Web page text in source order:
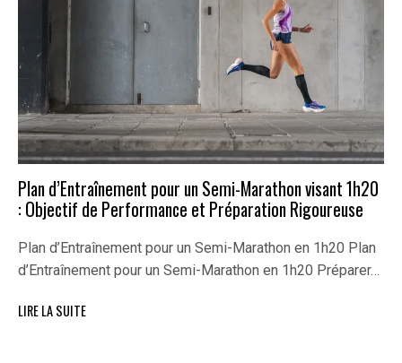
Plan d’Entraînement pour un Semi-Marathon visant 1h20
: Objectif de Performance et Préparation Rigoureuse
Plan d’Entraînement pour un Semi-Marathon en 1h20 Plan
d’Entraînement pour un Semi-Marathon en 1h20 Préparer…
LIRE LA SUITE